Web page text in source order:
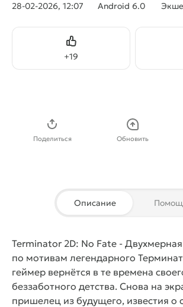
28-02-2026, 12:07
Android 6.0
+19
Нравится
Поделиться Обновить
Описание
Terminator 2D: No Fate -
по мотивам легендарного
геймер вернётся в те времена
беззаботного детства. Снова на
пришелец из будущего, известия о